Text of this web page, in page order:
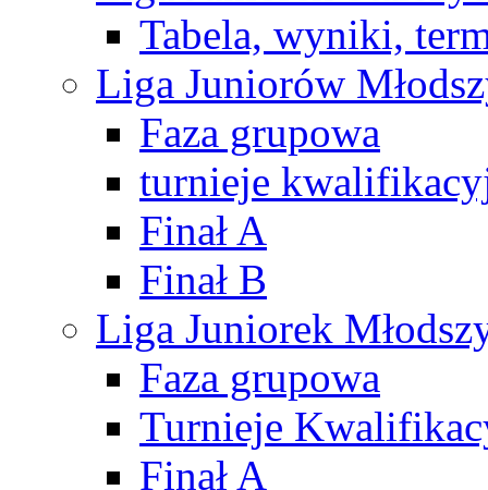
Tabela, wyniki,
Liga Juniorów
Faza grupowa
turnieje
Finał A
Finał B
Liga Juniorek
Faza grupowa
Turnieje
Finał A